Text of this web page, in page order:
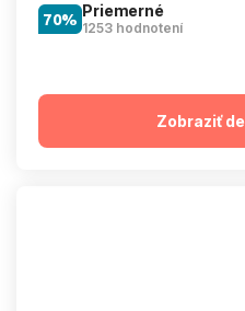
Priemerné
1253 hodnotení
70%
Zobraziť